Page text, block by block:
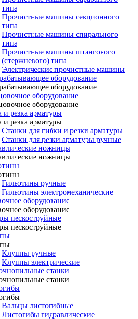
типа
Прочистные машины секционного
типа
Прочистные машины спирального
типа
Прочистные машины штангового
(стержневого) типа
Электрические прочистные машины
оборудование
оборудование
оборудование
оборудование
и резка арматуры
и резка арматуры
Станки для гибки и резки арматуры
Станки для резки арматуры ручные
ножницы
ножницы
Гильотины ручные
Гильотины электромеханические
оборудование
оборудование
пескоструйные
пескоструйные
Клуппы ручные
Клуппы электрические
станки
станки
Вальцы листогибные
Листогибы гидравлические